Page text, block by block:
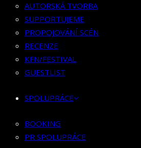
GUESTLIST
SPOLUPRÁCE
BOOKING
PR SPOLUPRÁCE
MERCH
AUTORSKÁ TVORBA
SUPPORTUJEME
PROPOJOVÁNÍ SCÉN
RECENZE
KFN/FESTIVAL
GUESTLIST
SPOLUPRÁCE
BOOKING
PR SPOLUPRÁCE